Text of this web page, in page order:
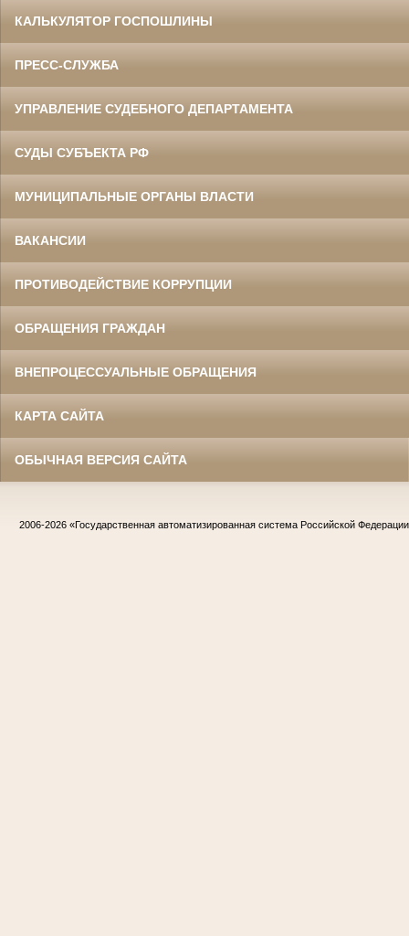
КАЛЬКУЛЯТОР ГОСПОШЛИНЫ
ПРЕСС-СЛУЖБА
УПРАВЛЕНИЕ СУДЕБНОГО ДЕПАРТАМЕНТА
СУДЫ СУБЪЕКТА РФ
МУНИЦИПАЛЬНЫЕ ОРГАНЫ ВЛАСТИ
ВАКАНСИИ
ПРОТИВОДЕЙСТВИЕ КОРРУПЦИИ
ОБРАЩЕНИЯ ГРАЖДАН
ВНЕПРОЦЕССУАЛЬНЫЕ ОБРАЩЕНИЯ
КАРТА САЙТА
ОБЫЧНАЯ ВЕРСИЯ САЙТА
2006-2026 «Государственная автоматизированная система Российской